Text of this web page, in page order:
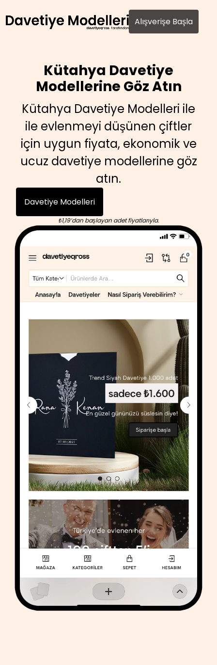
Alışverişe Başla
Kütahya Davetiye
Modellerine Göz Atın
Kütahya Davetiye Modelleri ile
ile evlenmeyi düşünen çiftler
için uygun fiyata, ekonomik ve
ucuz davetiye modellerine göz
atın.
Davetiye Modelleri
₺1,19’dan başlayan adet fiyatlarıyla.